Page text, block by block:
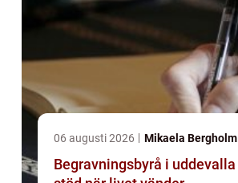
06 augusti 2026 Mikaela Bergholm
Begravningsbyrå i uddevalla tryggt